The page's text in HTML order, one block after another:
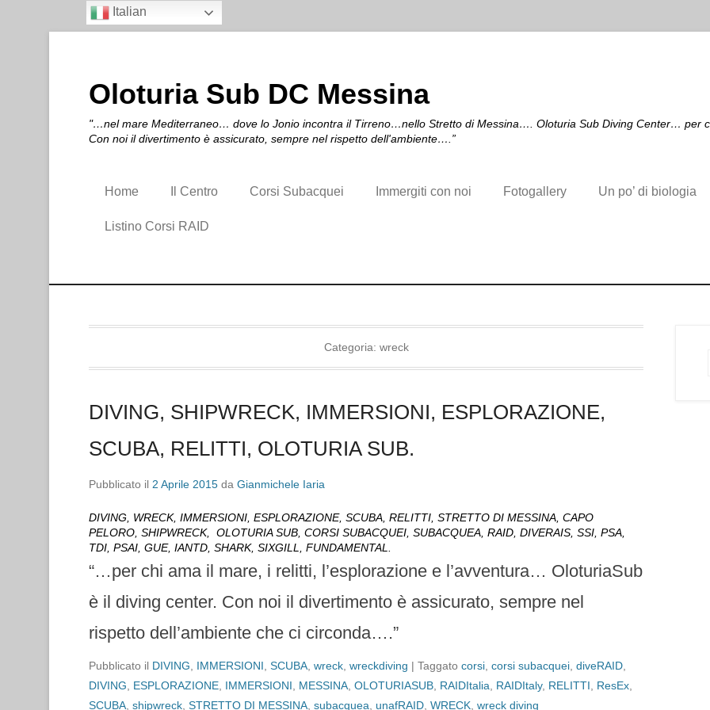
Oloturia Sub DC Messina
"…nel mare Mediterraneo… dove lo Jonio incontra il Tirreno…nello Stretto di Messina…. Oloturia Sub Diving Center… per
Con noi il divertimento è assicurato, sempre nel rispetto dell'ambiente….”
Home Il Centro Corsi Subacquei Immergiti con noi Fotogallery Un po’ di biologia
Listino Corsi RAID
Categoria: wreck
DIVING, SHIPWRECK, IMMERSIONI, ESPLORAZIONE,
SCUBA, RELITTI, OLOTURIA SUB.
Pubblicato il 2 Aprile 2015 da Gianmichele Iaria
DIVING, WRECK, IMMERSIONI, ESPLORAZIONE, SCUBA, RELITTI, STRETTO DI MESSINA, CAPO
PELORO, SHIPWRECK, OLOTURIA SUB, CORSI SUBACQUEI, SUBACQUEA, RAID, DIVERAIS, SSI, PSA,
TDI, PSAI, GUE, IANTD, SHARK, SIXGILL, FUNDAMENTAL.
“…per chi ama il mare, i relitti, l’esplorazione e l’avventura… OloturiaSub
è il diving center. Con noi il divertimento è assicurato, sempre nel
rispetto dell’ambiente che ci circonda….”
Pubblicato il DIVING IMMERSIONI SCUBA wreck wreckdiving | Taggato corsi corsi subacquei diveRAID
DIVING
ESPLORAZIONE IMMERSIONI MESSINA OLOTURIASUB RAIDItalia RAIDItaly, RELITTI ResEx
SCUBA shipwreck STRETTO DI MESSINA subacquea unafRAID WRECK wreck diving
Italian